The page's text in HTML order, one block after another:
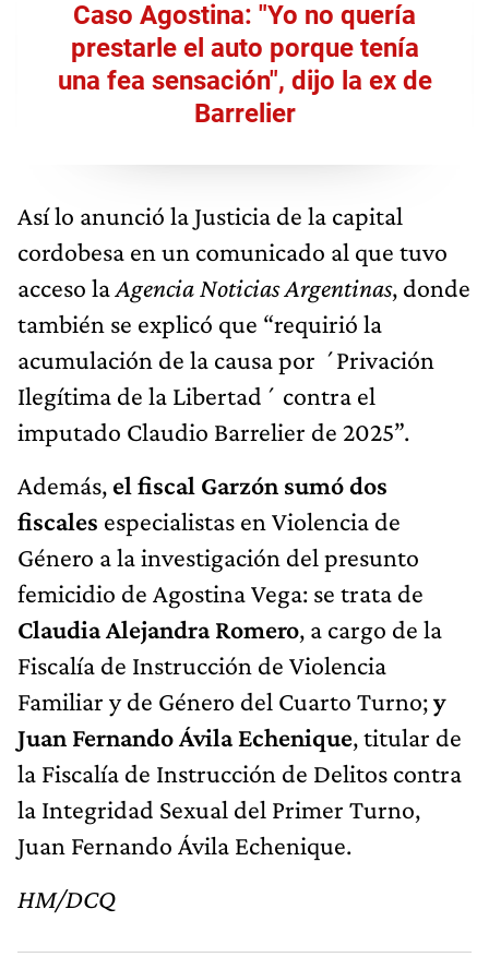
Caso Agostina: "Yo no quería
prestarle el auto porque tenía
una fea sensación", dijo la ex de
Barrelier
Así lo anunció la Justicia de la capital
cordobesa en un comunicado al que tuvo
acceso laAgencia Noticias Argentinas, donde
también se explicó que “requirió la
acumulación de la causa por ´Privación
Ilegítima de la Libertad´ contra el
imputado Claudio Barrelier de 2025”.
Además, el fiscal Garzón sumó dos
fiscales especialistas en Violencia de
Género a la investigación del presunto
femicidio de Agostina Vega: se trata de
Claudia Alejandra Romero, a cargo de la
Fiscalía de Instrucción de Violencia
Familiar y de Género del Cuarto Turno;y
Juan Fernando Ávila Echenique, titular de
la Fiscalía de Instrucción de Delitos contra
la Integridad Sexual del Primer Turno,
Juan Fernando Ávila Echenique.
HM/DCQ